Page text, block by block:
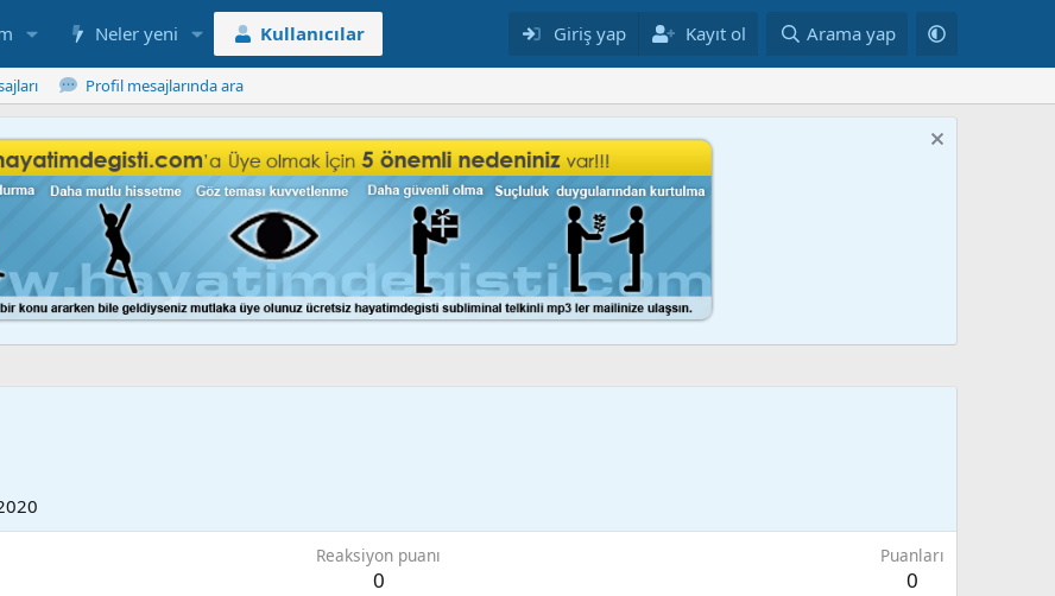
Neler yeni Kullanıcılar Giriş yap Kayıt ol Arama yap
Profil mesajlarında ara
Reaksiyon puanı
0
Puanları
0